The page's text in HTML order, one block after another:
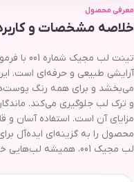
معرفی محصول
خلاصه مشخصات و
تینت لب
آرایشی طبیعی و حرفه‌ای است.
می‌بخشد و برای همه رنگ
و ترک لب جلوگیری می‌کند.
مزایای آن است. استفاده آسان و
محصول را به گزینه‌ای ایده‌آل
لب مجیک 001، همیشه لب‌هایی خوش‌رنگ و سالم خواهید داشت.